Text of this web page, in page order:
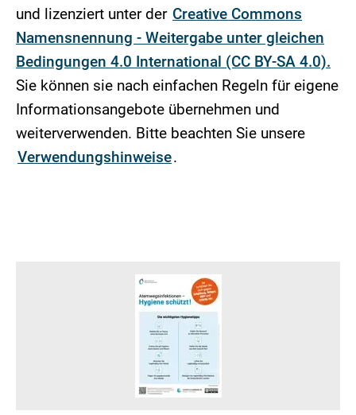
und lizenziert unter der Creative Commons
Namensnennung - Weitergabe unter gleichen
Bedingungen 4.0 International (CC BY-SA 4.0).
Sie können sie nach einfachen Regeln für eigene
Informationsangebote übernehmen und
weiterverwenden. Bitte beachten Sie unsere
Verwendungshinweise.